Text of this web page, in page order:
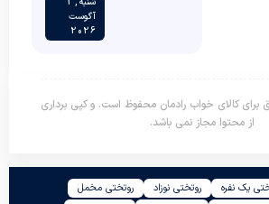
آگوست
2026
برای کالای خواب رادمان محفوظ است. و کپی برداری
از محتوا مجاز نمی باشد.
یک نفره روتختی نوزاد
روتختی مخمل